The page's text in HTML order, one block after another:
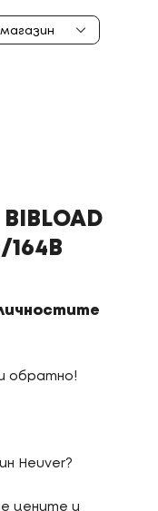
164B
обратно!
Heuver?
цените и